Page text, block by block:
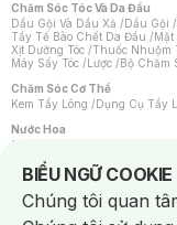
Chăm Sóc Tóc Và Da Đầu
Dầu Gội Và Dầu Xả /Dầu Gội /
Tẩy Tế Bào Chết Da Đầu /Mặt
Xịt Dưỡng Tóc /Thuốc Nhuộm
Máy Sấy Tóc /Lược /Bộ Chăm
Chăm Sóc Cơ Thể
Kem Tẩy Lông /Dụng Cụ Tẩy
Nước Hoa
Nước Hoa Nữ
Chăm Sóc Cá Nhân
Chống Muỗi /Khẩu Trang /
Sản Phẩm Chăm Sóc Khác /
BIỂU NGỮ COOKIE
Notice about cookies
Chúng tôi quan